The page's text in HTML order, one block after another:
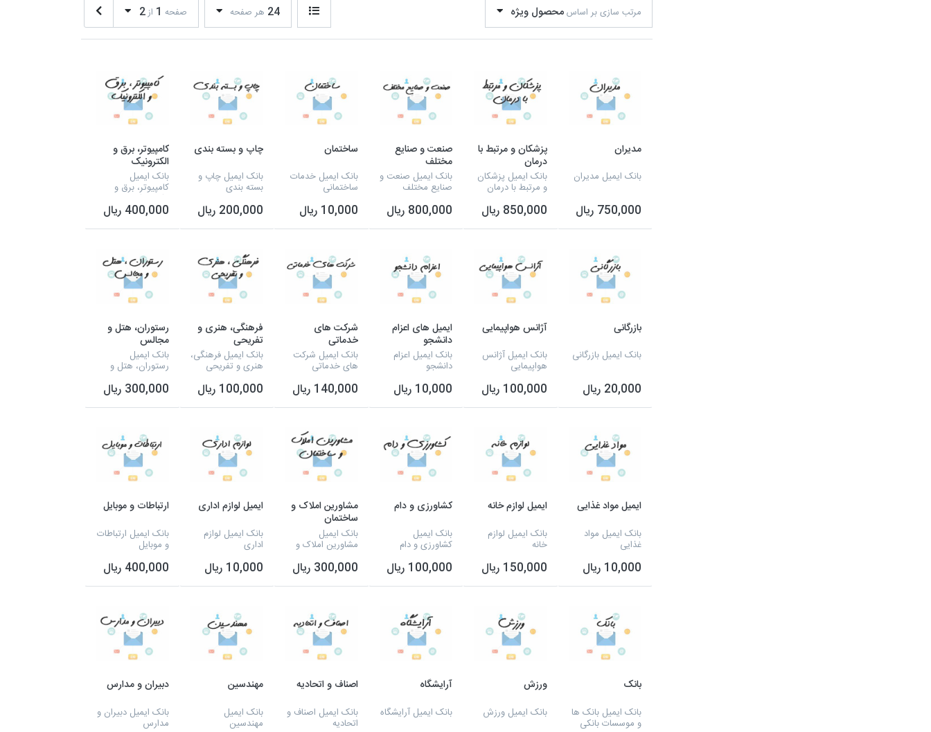
مرتب سازی بر اساسمحصول ویژه 24 هر صفحه صفحه 1 از2
مدیران
بانک ایمیل مدیران
750,000 ریال
پزشکان و مرتبط با
درمان
بانک ایمیل پزشکان
و مرتبط با درمان
850,000 ریال
صنعت و صنایع
مختلف
بانک ایمیل صنعت و
صنایع مختلف
800,000 ریال
ساختمان
بانک ایمیل خدمات
ساختمانی
10,000 ریال
چاپ و بسته بندی
بانک ایمیل چاپ و
بسته بندی
200,000 ریال
کامپیوتر، برق و
الکترونیک
بانک ایمیل
کامپیوتر، برق و
الکترونیک
400,000 ریال
بازرگانی
بانک ایمیل بازرگانی
20,000 ریال
آژانس هواپیمایی
بانک ایمیل آژانس
هواپیمایی
100,000 ریال
ایمیل های اعزام
دانشجو
بانک ایمیل اعزام
دانشجو
10,000 ریال
شرکت های
خدماتی
بانک ایمیل شرکت
های خدماتی
140,000 ریال
فرهنگی، هنری و
تفریحی
بانک ایمیل فرهنگی،
هنری و تفریحی
100,000 ریال
رستوران، هتل و
مجالس
بانک ایمیل
رستوران، هتل و
300,000 ریال
ایمیل مواد غذایی
بانک ایمیل مواد
غذایی
10,000 ریال
ایمیل لوازم خانه
بانک ایمیل لوازم
خانه
150,000 ریال
کشاورزی و دام
بانک ایمیل
کشاورزی و دام
100,000 ریال
مشاورین املاک و
ساختمان
بانک ایمیل
مشاورین املاک و
300,000 ریال
ایمیل لوازم اداری
بانک ایمیل لوازم
اداری
10,000 ریال
ارتباطات و موبایل
بانک ایمیل ارتباطات
و موبایل
400,000 ریال
بانک
بانک ایمیل بانک ها
و موسسات بانکی
ورزش
بانک ایمیل ورزش
آرایشگاه
بانک ایمیل آرایشگاه
اصناف و اتحادیه
بانک ایمیل اصناف و
اتحادیه
مهندسین
بانک ایمیل
مهندسین
دبیران و مدارس
بانک ایمیل دبیران و
مدارس